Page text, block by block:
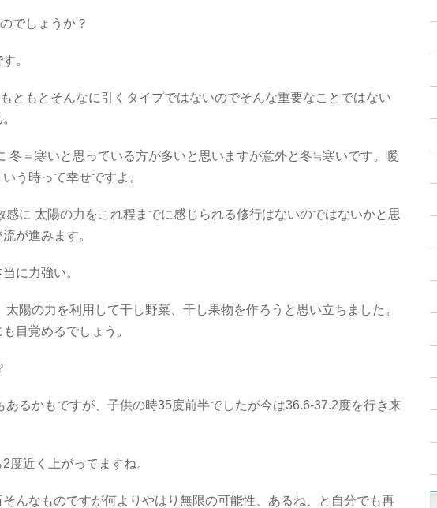
でしょうか？
。
ともとそんなに引くタイプではないのでそんな重要なことではない
冬＝寒いと思っている方が多いと思いますが意外と冬≒寒いです。暖
う時って幸せですよ。
に 太陽の力をこれ程までに感じられる修行はないのではないかと思
が進みます。
に力強い。
太陽の力を利用して干し野菜、干し果物を作ろうと思い立ちました。
目覚めるでしょう。
あるかもですが、子供の時35度前半でしたが今は36.6-37.2度を行き来
度近く上がってますね。
んなものですが何よりやはり無限の可能性、あるね、と自分でも再